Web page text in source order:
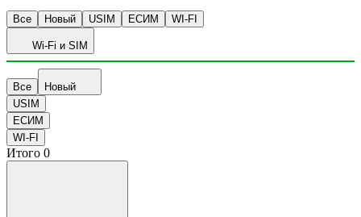
Все Новый USIM ЕСИМ WI-FI
Wi-Fi и SIM
Все
Новый
USIM
ЕСИМ
WI-FI
Итого 0